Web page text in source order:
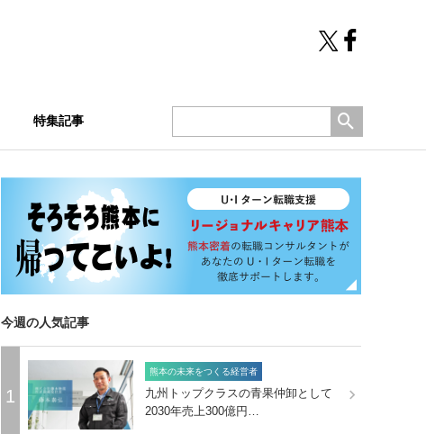
特集記事
今週の人気記事
1
熊本の未来をつくる経営者
九州トップクラスの青果仲卸として
2030年売上300億円…